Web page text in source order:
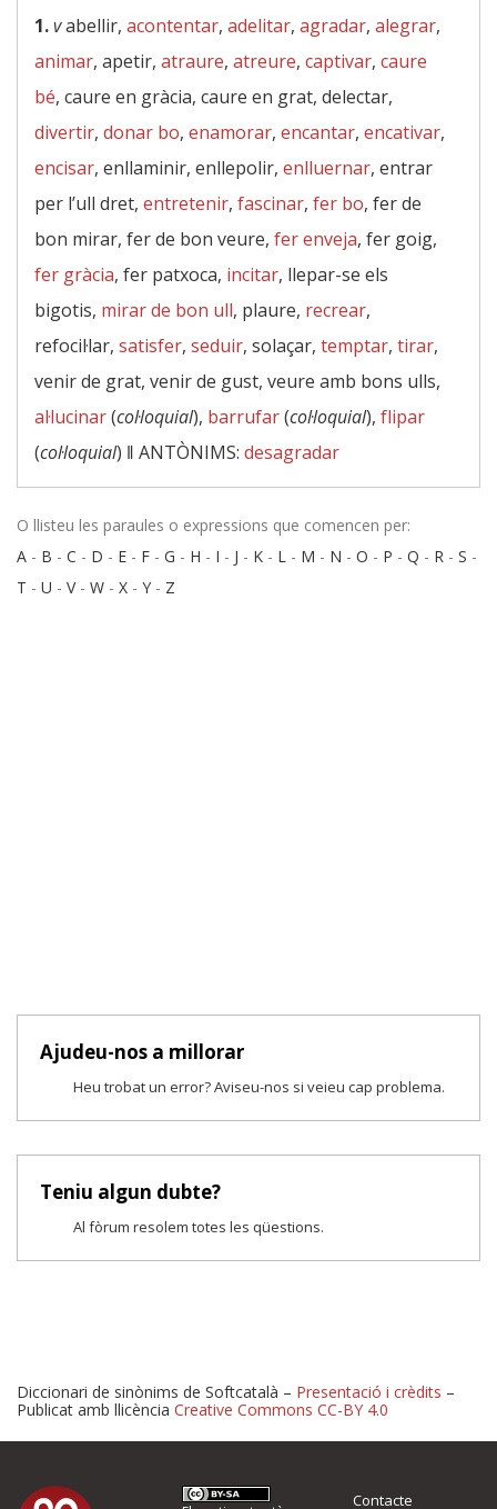
1.vabellir, acontentar, adelitar, agradar, alegrar,
animar, apetir, atraure, atreure, captivar, caure
bé, caure en gràcia, caure en grat, delectar,
divertir, donar bo, enamorar, encantar, encativar,
encisar, enllaminir, enllepolir, enlluernar, entrar
per l’ull dret, entretenir, fascinar, fer bo, fer de
bon mirar, fer de bon veure, fer enveja, fer goig,
fer gràcia, fer patxoca, incitar, llepar-se els
bigotis, mirar de bon ull, plaure, recrear,
refocil·lar, satisfer, seduir, solaçar, temptar, tirar,
venir de grat, venir de gust, veure amb bons ulls,
al·lucinar(col·loquial), barrufar(col·loquial), flipar
(col·loquial) ‖ ANTÒNIMS: desagradar
O llisteu les paraules o expressions que comencen per:
A - B - C - D - E - F - G - H - I - J - K - L - M - N - O - P - Q - R - S -
T - U - V- W - X - Y - Z
Ajudeu-nos a millorar
Heu trobat un error? Aviseu-nos si veieu cap problema.
Teniu algun dubte?
Al fòrum resolem totes les qüestions.
Proposeu-nos millores o
Diccionari de sinònims de Softcatalà – Presentació i crèdits –
Publicat amb llicència Creative Commons CC-BY 4.0
Contacte